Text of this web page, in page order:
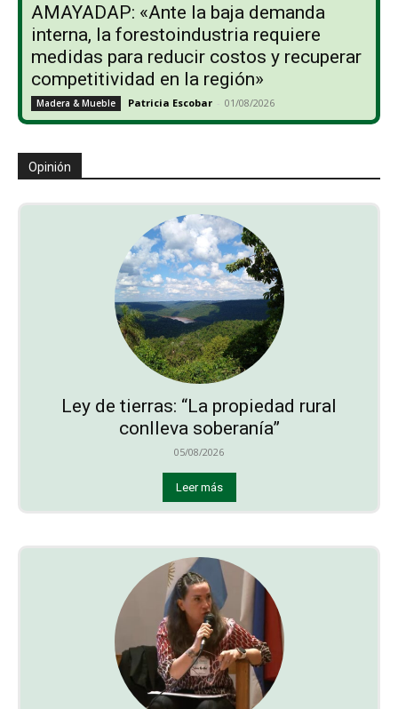
AMAYADAP: «Ante la baja demanda
interna, la forestoindustria requiere
medidas para reducir costos y recuperar
competitividad en la región»
Madera & Mueble Patricia Escobar - 01/08/2026
Opinión
Ley de tierras: “La propiedad rural
conlleva soberanía”
05/08/2026
Leer más